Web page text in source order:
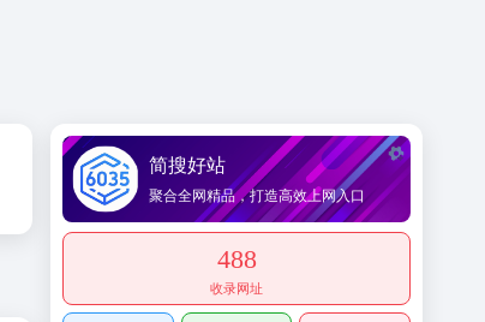
简搜好站
聚合全网精品，打造高效上网入口
488
收录网址